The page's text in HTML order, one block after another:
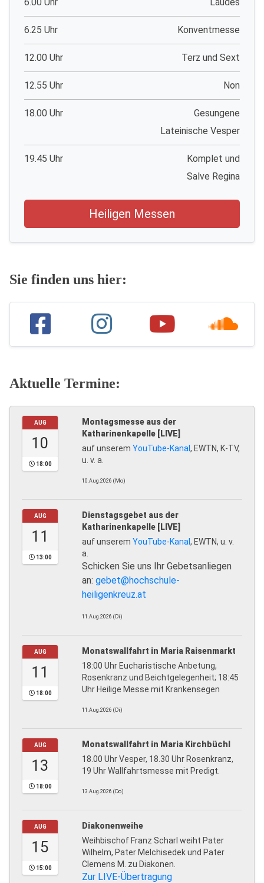
6.25 Uhr Konventmesse
12.00 Uhr Terz und Sext
12.55 Uhr Non
18.00 Uhr
Gesungene
Lateinische Vesper
19.45 Uhr
Komplet und
Salve Regina
Heiligen Messen
Sie finden uns hier:
Aktuelle Termine:
AUG
10
18:00
Montagsmesse aus der
Katharinenkapelle [LIVE]
auf unserem YouTube-Kanal , EWTN, K-TV,
u. v. a.
10.Aug.2026 (Mo)
AUG
11
13:00
Dienstagsgebet aus der
Katharinenkapelle [LIVE]
auf unserem YouTube-Kanal , EWTN, u. v.
a.
Schicken Sie uns Ihr Gebetsanliegen
an: gebet@hochschule-
heiligenkreuz.at
11.Aug.2026 (Di)
AUG
11
18:00
Monatswallfahrt in Maria Raisenmarkt
18:00 Uhr Eucharistische Anbetung,
Rosenkranz und Beichtgelegenheit; 18:45
Uhr Heilige Messe mit Krankensegen
11.Aug.2026 (Di)
AUG
13
18:00
Monatswallfahrt in Maria Kirchbüchl
18.00 Uhr Vesper, 18.30 Uhr Rosenkranz,
19 Uhr Wallfahrtsmesse mit Predigt.
13.Aug.2026 (Do)
AUG
15
15:00
Diakonenweihe
Weihbischof Franz Scharl weiht Pater
Wilhelm, Pater Melchisedek und Pater
Clemens M. zu Diakonen.
Zur LIVE-Übertragung